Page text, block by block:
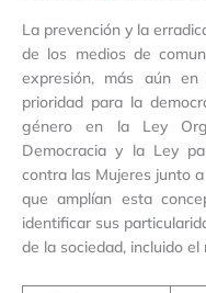
La prevención y la
de los medios de
expresión, más aún en
prioridad para la
género en la Ley
Democracia y la Ley
contra las Mujeres junto
que amplían esta
identificar sus
de la sociedad, incluido el